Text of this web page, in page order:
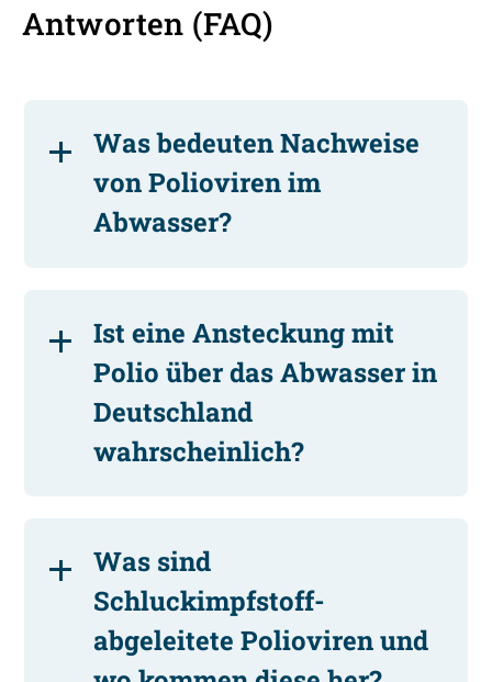
Antworten (FAQ)
Was bedeuten Nachweise
von Polioviren im
Abwasser?
Ist eine Ansteckung mit
Polio über das Abwasser in
Deutschland
wahrscheinlich?
Was sind
Schluckimpfstoff-
abgeleitete Polioviren und